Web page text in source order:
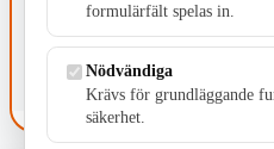
E-post:
formulärfält spelas in.
Nödvändiga
Krävs för grundläggande
säkerhet.